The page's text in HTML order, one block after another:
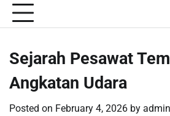
Sejarah Pesawat
Angkatan Udara
Posted on February 4, 2026 by admin